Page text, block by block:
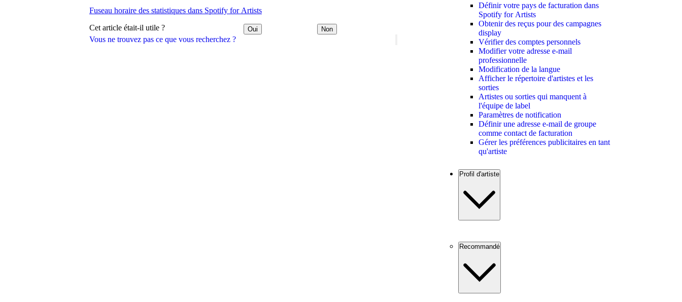
Vous ne trouvez pas ce que vous recherchez ?
Fuseau horaire des statistiques dans Spotify for Artists
Cet article était-il utile ? Oui Non
Définir votre pays de facturation dans
Spotify for Artists
Obtenir des reçus pour des campagnes
display
Vérifier des comptes personnels
Modifier votre adresse e-mail
professionnelle
Modification de la langue
Afficher le répertoire d'artistes et les
sorties
Artistes ou sorties qui manquent à
l'équipe de label
Paramètres de notification
Définir une adresse e-mail de groupe
comme contact de facturation
Gérer les préférences publicitaires en tant
qu'artiste
Profil d'artiste
Recommandé